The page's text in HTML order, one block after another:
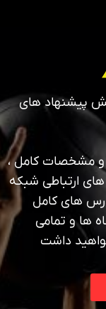
پیشنهاد های
و مشخصات کامل ،
های ارتباطی شبکه
های کامل
ها و تمامی
داشت